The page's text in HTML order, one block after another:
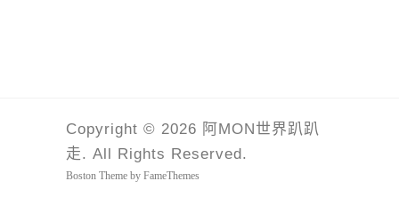
Copyright © 2026 阿MON世界趴趴
走. All Rights Reserved.
Boston Theme by FameThemes